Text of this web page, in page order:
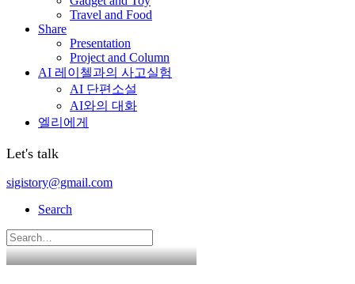
Travel and Food
Share
Presentation
Project and Column
AI 레이첼과의 사고실험
AI 단편소설
AI와의 대화
엘리에게
Let's talk
sigistory@gmail.com
Search